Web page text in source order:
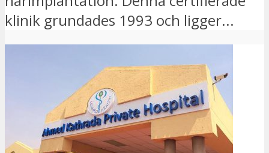
klinik grundades 1993 och ligger...